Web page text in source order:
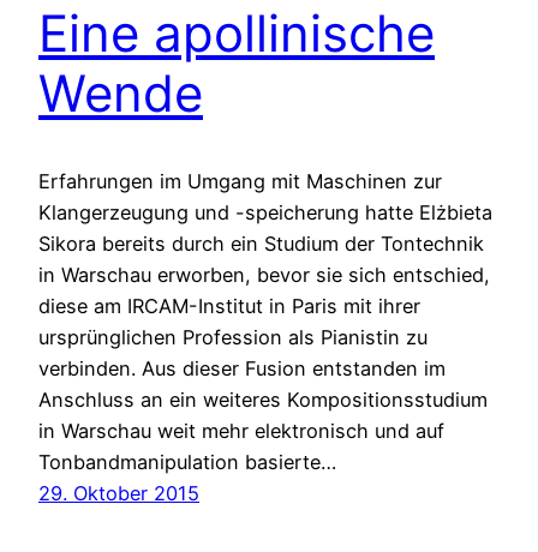
Eine apollinische
Wende
Erfahrungen im Umgang mit Maschinen zur
Klangerzeugung und -speicherung hatte Elżbieta
Sikora bereits durch ein Studium der Tontechnik
in Warschau erworben, bevor sie sich entschied,
diese am IRCAM-Institut in Paris mit ihrer
ursprünglichen Profession als Pianistin zu
verbinden. Aus dieser Fusion entstanden im
Anschluss an ein weiteres Kompositionsstudium
in Warschau weit mehr elektronisch und auf
Tonbandmanipulation basierte…
29. Oktober 2015